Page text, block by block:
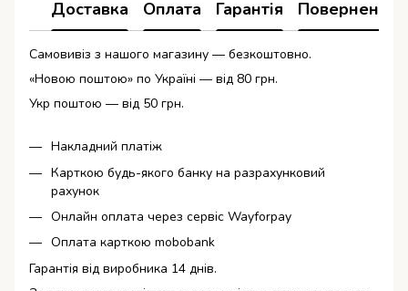
Доставка Оплата Гарантія Повернення
Самовивіз з нашого магазину — безкоштовно.
«Новою поштою» по Україні — від 80 грн.
Укр поштою — від 50 грн.
Накладний платіж
Карткою будь-якого банку на разрахунковий
рахунок
Онлайн оплата через сервіс Wayforpay
Оплата карткою mobobank
Гарантія від виробника 14 днів.